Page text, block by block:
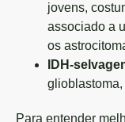
jovens,
associado a
os
IDH-
Para entender